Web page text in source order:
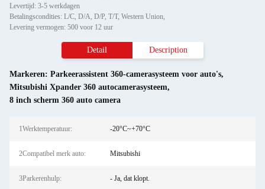
Levertijd: 3-5 werkdagen
Betalingscondities: L/C, D/A, D/P, T/T, Western Union,
Levering vermogen: 500 voor 12 uur
Detail Description
Markeren: Parkeerassistent 360-camerasysteem voor auto's,
Mitsubishi Xpander 360 autocamerasysteem,
8 inch scherm 360 auto camera
1Werktemperatuur: -20°C~+70°C
2Compatibel merk auto: Mitsubishi
3Parkerenhulp: - Ja, dat klopt.